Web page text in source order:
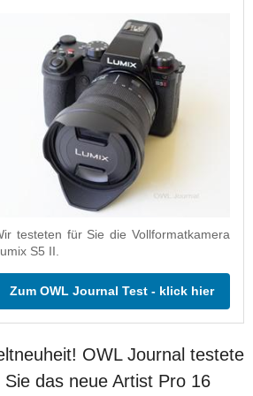
testeten für Sie die Vollformatkamera
S5 II.
Zum OWL Journal Test - klick hier
OWL Journal testete
Sie das neue Artist Pro 16